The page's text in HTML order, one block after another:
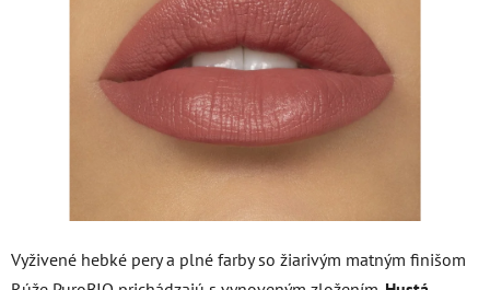
Vyživené hebké pery a plné farby so žiarivým matným finišom